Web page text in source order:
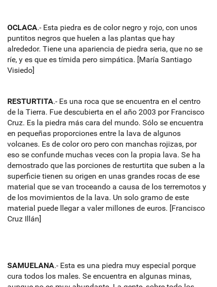
OCLACA.- Esta piedra es de color negro y rojo, con unos
puntitos negros que huelen a las plantas que hay
alrededor. Tiene una apariencia de piedra seria, que no se
ríe, y es que es tímida pero simpática. [María Santiago
Visiedo]
RESTURTITA.- Es una roca que se encuentra en el centro
de la Tierra. Fue descubierta en el año 2003 por Francisco
Cruz. Es la piedra más cara del mundo. Sólo se encuentra
en pequeñas proporciones entre la lava de algunos
volcanes. Es de color oro pero con manchas rojizas, por
eso se confunde muchas veces con la propia lava. Se ha
demostrado que las porciones de resturtita que suben a la
superficie tienen su origen en unas grandes rocas de ese
material que se van troceando a causa de los terremotos y
de los movimientos de la lava. Un solo gramo de este
material puede llegar a valer millones de euros. [Francisco
Cruz Illán]
SAMUELANA.- Esta es una piedra muy especial porque
cura todos los males. Se encuentra en algunas minas,